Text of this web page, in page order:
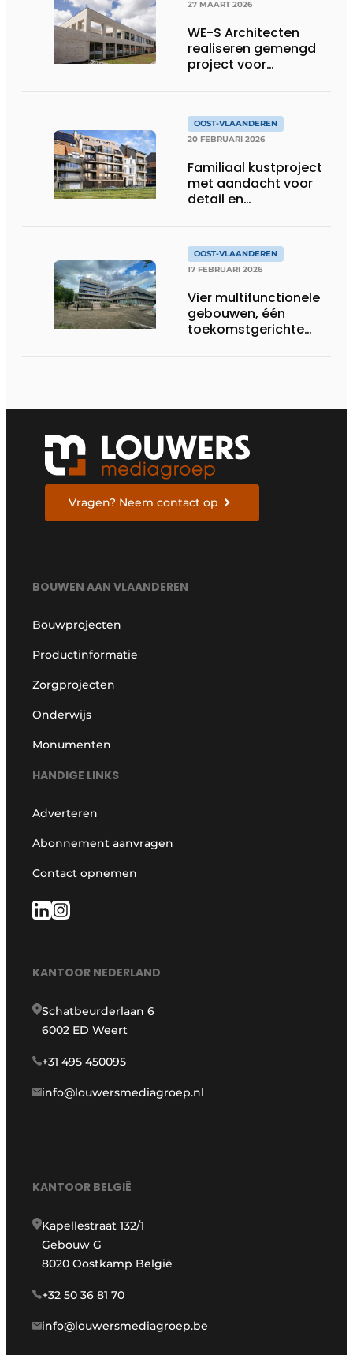
27 MAART 2026
WE-S Architecten
realiseren gemengd
project voor
OOST-VLAANDEREN
20 FEBRUARI 2026
Familiaal kustproject
met aandacht voor
detail en
OOST-VLAANDEREN
17 FEBRUARI 2026
Vier multifunctionele
gebouwen, één
toekomstgerichte
Vragen? Neem contact op
BOUWEN AAN VLAANDEREN
Bouwprojecten
Productinformatie
Zorgprojecten
Onderwijs
Monumenten
HANDIGE LINKS
Adverteren
Abonnement aanvragen
Contact opnemen
KANTOOR NEDERLAND
Schatbeurderlaan 6
6002 ED Weert
+31 495 450095
info@louwersmediagroep.nl
KANTOOR BELGIË
Kapellestraat 132/1
Gebouw G
8020 Oostkamp België
+32 50 36 81 70
info@louwersmediagroep.be